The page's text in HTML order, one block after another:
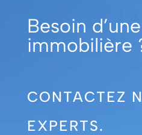
Besoin
immobilière
CONTACTEZ
EXPERTS.